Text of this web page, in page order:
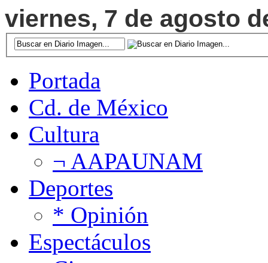
viernes, 7 de agosto
Portada
Cd. de México
Cultura
¬ AAPAUNAM
Deportes
* Opinión
Espectáculos